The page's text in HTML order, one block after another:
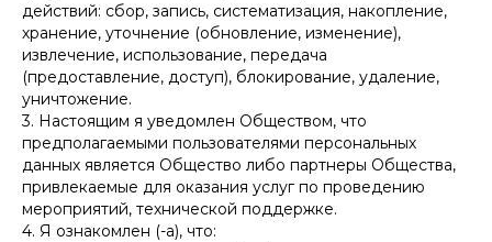
действий: сбор, запись, систематизация, накопление,
хранение, уточнение (обновление, изменение),
извлечение, использование, передача
(предоставление, доступ), блокирование, удаление,
уничтожение.
3. Настоящим я уведомлен Обществом, что
предполагаемыми пользователями персональных
данных является Общество либо партнеры Общества,
привлекаемые для оказания услуг по проведению
мероприятий, технической поддержке.
4. Я ознакомлен (-а), что: